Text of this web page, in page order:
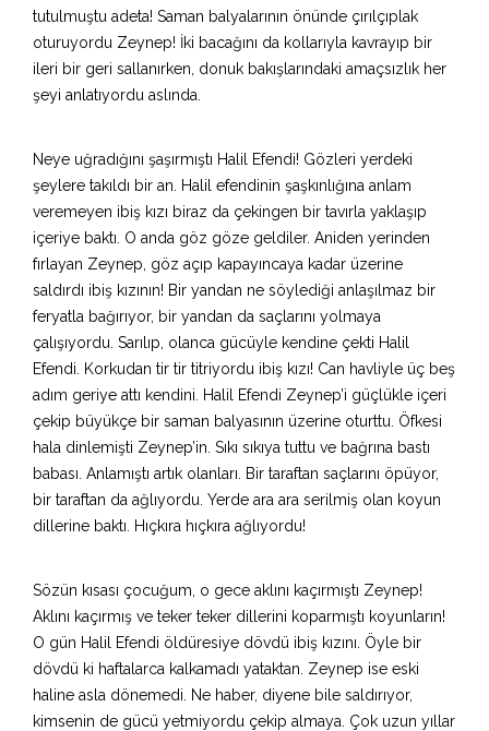
tutulmuştu adeta! Saman balyalarının önünde çırılçıplak
oturuyordu Zeynep! İki bacağını da kollarıyla kavrayıp bir
ileri bir geri sallanırken, donuk bakışlarındaki amaçsızlık her
şeyi anlatıyordu aslında.
Neye uğradığını şaşırmıştı Halil Efendi! Gözleri yerdeki
şeylere takıldı bir an. Halil efendinin şaşkınlığına anlam
veremeyen ibiş kızı biraz da çekingen bir tavırla yaklaşıp
içeriye baktı. O anda göz göze geldiler. Aniden yerinden
fırlayan Zeynep, göz açıp kapayıncaya kadar üzerine
saldırdı ibiş kızının! Bir yandan ne söylediği anlaşılmaz bir
feryatla bağırıyor, bir yandan da saçlarını yolmaya
çalışıyordu. Sarılıp, olanca gücüyle kendine çekti Halil
Efendi. Korkudan tir tir titriyordu ibiş kızı! Can havliyle üç beş
adım geriye attı kendini. Halil Efendi Zeynep’i güçlükle içeri
çekip büyükçe bir saman balyasının üzerine oturttu. Öfkesi
hala dinlemişti Zeynep’in. Sıkı sıkıya tuttu ve bağrına bastı
babası. Anlamıştı artık olanları. Bir taraftan saçlarını öpüyor,
bir taraftan da ağlıyordu. Yerde ara ara serilmiş olan koyun
dillerine baktı. Hıçkıra hıçkıra ağlıyordu!
Sözün kısası çocuğum, o gece aklını kaçırmıştı Zeynep!
Aklını kaçırmış ve teker teker dillerini koparmıştı koyunların!
O gün Halil Efendi öldüresiye dövdü ibiş kızını. Öyle bir
dövdü ki haftalarca kalkamadı yataktan. Zeynep ise eski
haline asla dönemedi. Ne haber, diyene bile saldırıyor,
kimsenin de gücü yetmiyordu çekip almaya. Çok uzun yıllar